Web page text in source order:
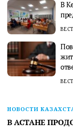
В
НОВОСТИ
В АСТАНЕ